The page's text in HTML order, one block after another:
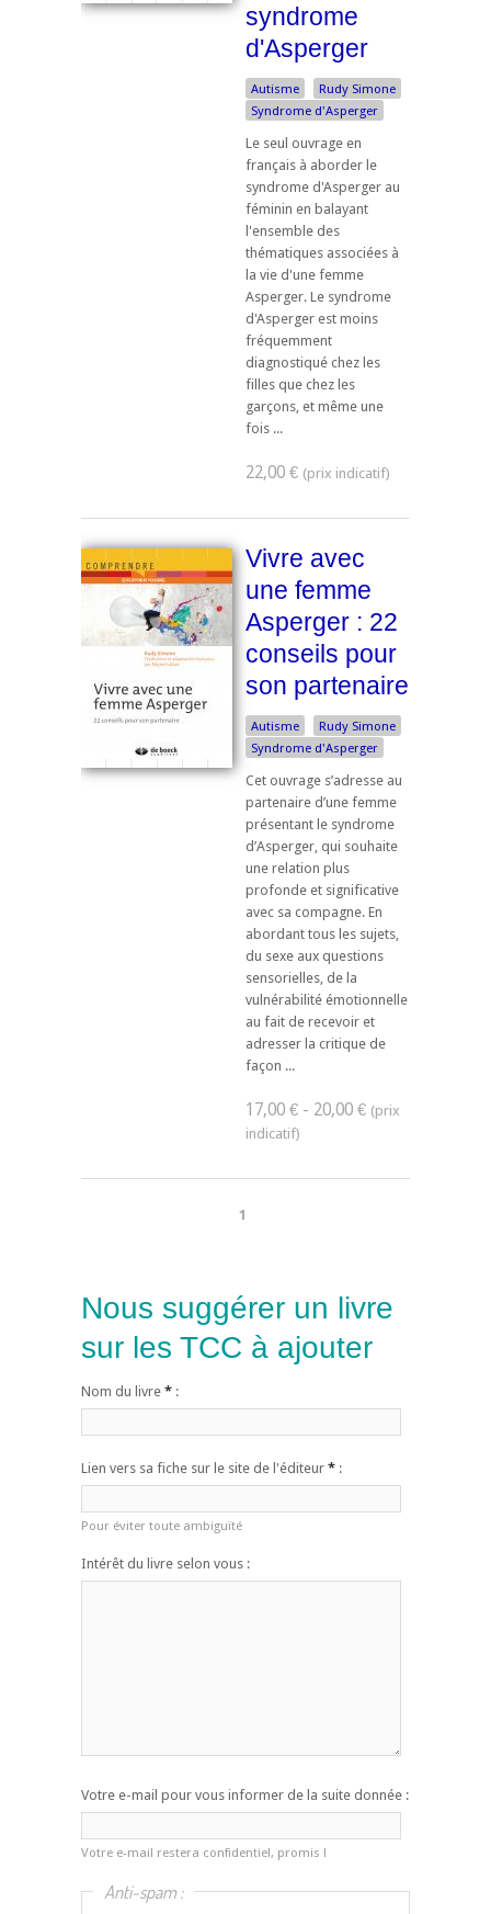
syndrome
d'Asperger
Autisme
Rudy Simone
Syndrome d'Asperger
Le seul ouvrage en
français à aborder le
syndrome d'Asperger au
féminin en balayant
l'ensemble des
thématiques associées à
la vie d'une femme
Asperger. Le syndrome
d'Asperger est moins
fréquemment
diagnostiqué chez les
filles que chez les
garçons, et même une
fois ...
22,00 €
Vivre avec
une femme
Asperger : 22
conseils pour
son partenaire
Autisme
Rudy Simone
Syndrome d'Asperger
Cet ouvrage s’adresse au
partenaire d’une femme
présentant le syndrome
d’Asperger, qui souhaite
une relation plus
profonde et significative
avec sa compagne. En
abordant tous les sujets,
du sexe aux questions
sensorielles, de la
vulnérabilité émotionnelle
au fait de recevoir et
adresser la critique de
façon ...
17,00 € - 20,00 €
1
Nous suggérer un livre
sur les TCC à ajouter
Nom du livre * :
Lien vers sa fiche sur le site de l'éditeur * :
Pour éviter toute ambiguïté
Intérêt du livre selon vous :
Votre e-mail pour vous informer de la suite donnée :
Votre e-mail restera confidentiel, promis !
Anti-spam :